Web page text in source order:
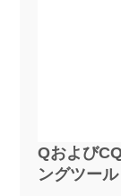
Qおよび
ングツール